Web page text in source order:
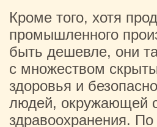
Кроме того, хотя
промышленного
быть дешевле, они
с множеством
здоровья и
людей, окружающей
здравоохранения.